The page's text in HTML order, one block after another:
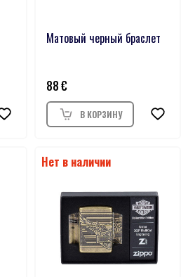
Матовый черный браслет
88